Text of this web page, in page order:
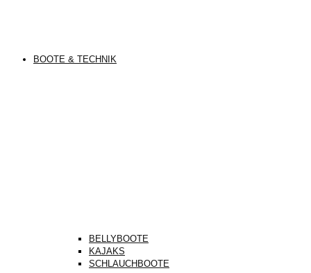
BOOTE & TECHNIK
BELLYBOOTE
KAJAKS
SCHLAUCHBOOTE